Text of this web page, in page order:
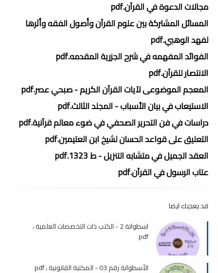
مجالات الدعوة في القرآن.pdf
المسائل المشتركة بين علوم القرآن وأصول الفقه وأثرها
لفهد الوهبي.pdf
الفوائد المفهمه في شرح الجزرية المقدمه.pdf
الانتصار للقرآن.pdf
المعجم الموضوعى لآيات القرآن الكريم - صبحي عصر.pdf
الاستيعاب في بيان الأسباب - المجلد الثالث.pdf
دراسات في فن التحرير الصحفي في ضوء معالم قرآنية.pdf
التعليق على قواعد الحسان لشيخ ابن العتيمين.pdf
العقد الجميل في متشابه التنزيل - ط 1323.pdf
عتاب الرسول في القرآن.pdf
قد يعجبك ايضا
اسطوانة 2 - الكتب ذات التخصصات العلمية ،
pdf
الأسطوانة رقم 03 - المكتبة القانونية ، pdf